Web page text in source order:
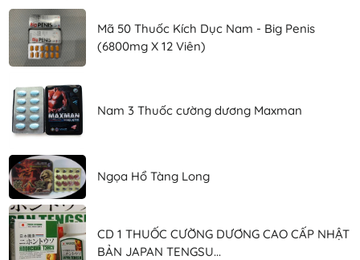
Mã 50 Thuốc Kích Dục Nam - Big Penis
(6800mg X 12 Viên)
Nam 3 Thuốc cường dương Maxman
Ngọa Hổ Tàng Long
CD 1 THUỐC CƯỜNG DƯƠNG CAO CẤP NHẬT
BẢN JAPAN TENGSU...